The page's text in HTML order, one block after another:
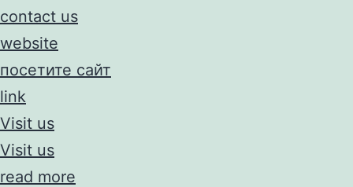
contact us
website
посетите сайт
link
Visit us
Visit us
read more